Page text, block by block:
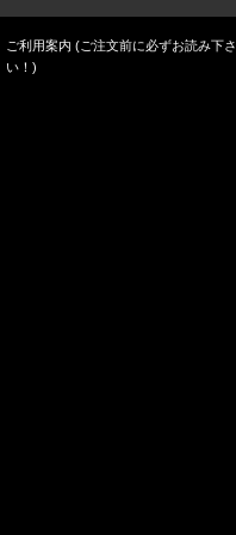
ご利用案内 (ご注文前に必ずお読み下さ
い！)